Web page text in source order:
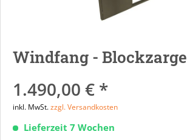
Windfang - Blockzarge
1.490,00 € *
inkl. MwSt.zzgl. Versandkosten
Lieferzeit 7 Wochen